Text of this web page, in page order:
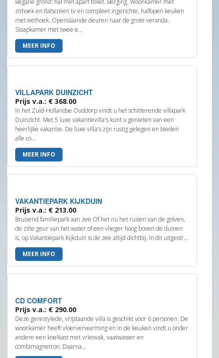
Begane grond: hal met apart toilet. Berging. Woonkamer met
zithoek en flatscreen tv en compleet ingerichte, halfopen keuken
met eethoek. Openslaande deuren naar de grote veranda.
Slaapkamer met twee e...
MEER INFO
VILLAPARK DUINZICHT
Prijs v.a.: € 368.00
In het Zuid-Hollandse Ouddorp vindt u het schitterende villapark
Duinzicht. Met 5 luxe vakantievilla's kunt u genieten van een
heerlijke vakantie. De luxe villa's zijn rustig gelegen en bieden
alle co...
MEER INFO
VAKANTIEPARK KIJKDUIN
Prijs v.a.: € 213.00
Bruisend familiepark aan zee Of het nu het ruisen van de golven,
de zilte geur van het water of een vlieger hoog boven de duinen
is, op Vakantiepark Kijkduin is de zee altijd dichtbij. In dit uitgestr...
MEER INFO
CD COMFORT
Prijs v.a.: € 290.00
Deze gerestylede, vrijstaande villa is geschikt voor 6 personen. De
woonkamer heeft vloerverwarming en in de keuken vindt u onder
andere een koelkast met vriesvak, vaatwasser en
combimagnetron. Daarna...